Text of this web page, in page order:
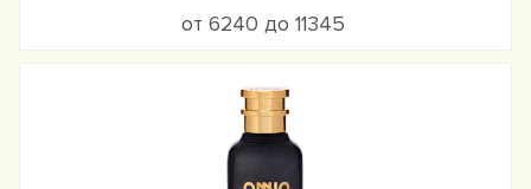
от 6240 до 11345